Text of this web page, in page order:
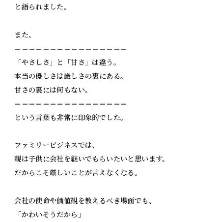
と語られました。
また、
＝＝＝＝＝＝＝＝＝＝＝＝＝＝＝＝
「やさしさ」と「甘さ」は違う。
本当の優しさは厳しさの裏にある。
甘さの裏には何もない。
＝＝＝＝＝＝＝＝＝＝＝＝＝＝＝＝
という言葉も非常に印象的でした。
ファミリービジネスでは、
親は子供に会社を継いでもらいたいと思います。
だからこそ厳しいことが言えなくなる。
会社の使命や価値観を教えるべき場面でも、
「かわいそうだから」